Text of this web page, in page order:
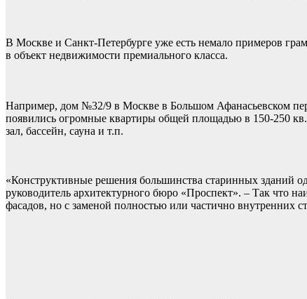
В Москве и Санкт-Петербурге уже есть немало примеров
в объект недвижимости премиального класса.
Например, дом №32/9 в Москве в Большом Афанасьевском
появились огромные квартиры общей площадью в 150-250
зал, бассейн, сауна и т.п.
«Конструктивные решения большинства старинных зданий
руководитель архитектурного бюро «Проспект». – Так что
фасадов, но с заменой полностью или частично внутренних